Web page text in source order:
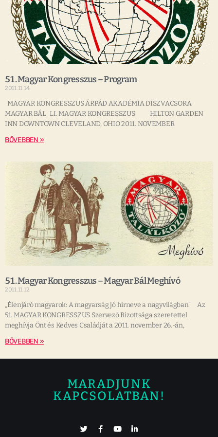
51. Magyar Kongresszus – Program
2011.11.14.
MAGYAR KONGRESSZUS ÁRPÁD AKADÉMIA DÍSZVACSORA
MAGYAR BÁL LI. MAGYAR KONGRESSZUS HILTON GARDEN
INN DOWNTOWN CLEVELAND, OHIO 2011. NOVEMBER
BŐVEBBEN »
51. Magyar Kongresszus – Magyar Bál Meghívó
2011.11.12.
„Élenjáró magyarok: A magyarság jó hírneve a nagyvilágban” Az
51. MAGYAR KONGRESSZUS Szervező Bizottsága szeretettel
meghívja Önt és Kedves Családját a 2011. november 26.-án,
BŐVEBBEN »
MARADJUNK
KAPCSOLATBAN!